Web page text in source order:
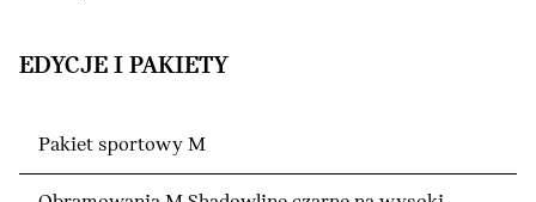
EDYCJE I PAKIETY
Pakiet sportowy M